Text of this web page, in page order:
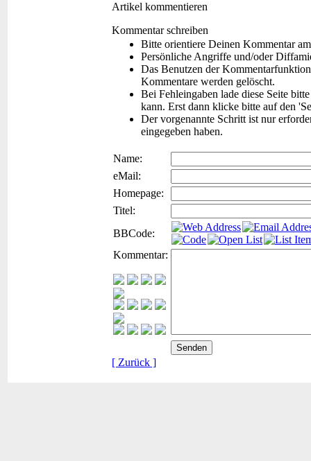
Artikel kommentieren
Kommentar schreiben
Bitte orientiere Deinen Kommentar
Persönliche Angriffe und/oder
Das Benutzen der
Kommentare werden gelöscht.
Bei Fehleingaben lade diese Seite
kann. Erst dann klicke bitte auf den
Der vorgenannte Schritt ist nur
eingegeben haben.
Name:
eMail:
Homepage:
Titel:
BBCode:
Kommentar:
[ Zurück ]